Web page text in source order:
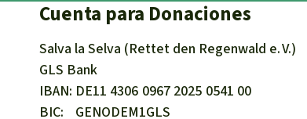
Cuenta para Donaciones
Salva la Selva (Rettet den Regenwald e. V.)
GLS Bank
IBAN DE11 4306 0967 2025 0541 00
BIC
GENODEM1GLS